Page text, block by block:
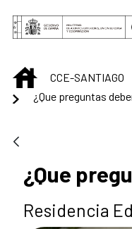
Saltar al contenido
INICIOCCE-SANTIAGO
¿Que preguntas
¿Que
Residencia